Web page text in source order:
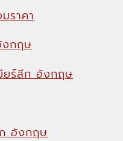
ราคา
งกฤษ
ยร์ลีก อังกฤษ
อังกฤษ